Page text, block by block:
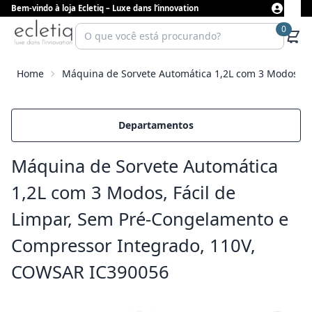
Bem-vindo à loja Ecletiq – Luxe dans l’innovation
0
Home Máquina de Sorvete Automática 1,2L com 3 Modos,
Departamentos
Máquina de Sorvete Automática
1,2L com 3 Modos, Fácil de
Limpar, Sem Pré-Congelamento e
Compressor Integrado, 110V,
COWSAR IC390056